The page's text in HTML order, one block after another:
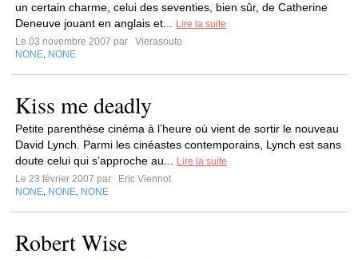
un certain charme, celui des seventies, bien sûr, de Catherine
Deneuve jouant en anglais et...
Lire la suite
Le 03 novembre 2007 par
Vierasouto
NONE NONE
Kiss me deadly
Petite parenthèse cinéma à l’heure où vient de sortir le nouveau
David Lynch. Parmi les cinéastes contemporains, Lynch est sans
doute celui qui s’approche au...
Lire la suite
Le 23 février 2007 par
Eric Viennot
NONE NONE NONE
Robert Wise